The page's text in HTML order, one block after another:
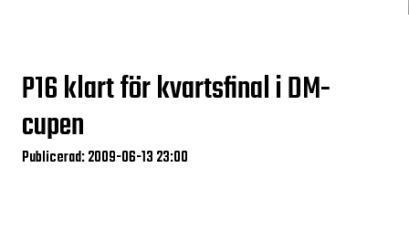
P16 klart för kvartsfinal i DM-
cupen
Publicerad: 2009-06-13 23:00